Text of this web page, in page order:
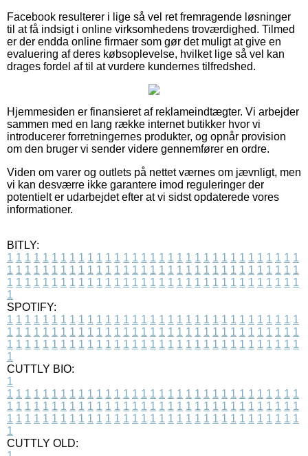
Facebook resulterer i lige så vel ret fremragende løsninger
til at få indsigt i online virksomhedens troværdighed. Tilmed
er der endda online firmaer som gør det muligt at give en
evaluering af deres købsoplevelse, hvilket lige så vel kan
drages fordel af til at vurdere kundernes tilfredshed.
Hjemmesiden er finansieret af reklameindtægter. Vi arbejder
sammen med en lang række internet butikker hvor vi
introducerer forretningernes produkter, og opnår provision
om den bruger vi sender videre gennemfører en ordre.
Viden om varer og outlets på nettet værnes om jævnligt, men
vi kan desværre ikke garantere imod reguleringer der
potentielt er udarbejdet efter at vi sidst opdaterede vores
informationer.
BITLY:
1 1 1 1 1 1 1 1 1 1 1 1 1 1 1 1 1 1 1 1 1 1 1 1 1 1 1 1 1 1 1 1 1
1 1 1 1 1 1 1 1 1 1 1 1 1 1 1 1 1 1 1 1 1 1 1 1 1 1 1 1 1 1 1 1 1
1 1 1 1 1 1 1 1 1 1 1 1 1 1 1 1 1 1 1 1 1 1 1 1 1 1 1 1 1 1 1 1 1
1
SPOTIFY:
1 1 1 1 1 1 1 1 1 1 1 1 1 1 1 1 1 1 1 1 1 1 1 1 1 1 1 1 1 1 1 1 1
1 1 1 1 1 1 1 1 1 1 1 1 1 1 1 1 1 1 1 1 1 1 1 1 1 1 1 1 1 1 1 1 1
1 1 1 1 1 1 1 1 1 1 1 1 1 1 1 1 1 1 1 1 1 1 1 1 1 1 1 1 1 1 1 1 1
1
CUTTLY BIO:
1
1 1 1 1 1 1 1 1 1 1 1 1 1 1 1 1 1 1 1 1 1 1 1 1 1 1 1 1 1 1 1 1 1
1 1 1 1 1 1 1 1 1 1 1 1 1 1 1 1 1 1 1 1 1 1 1 1 1 1 1 1 1 1 1 1 1
1 1 1 1 1 1 1 1 1 1 1 1 1 1 1 1 1 1 1 1 1 1 1 1 1 1 1 1 1 1 1 1 1
1
CUTTLY OLD: